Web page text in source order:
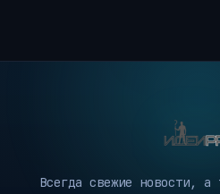
Всегда свежие новости,